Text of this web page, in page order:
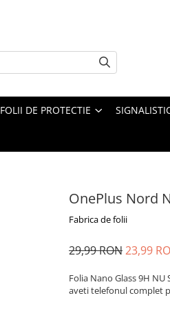
FOLII DE PROTECTIE
OnePlus Nord
Fabrica de folii
29,99 RON23,99
Folia Nano Glass 9H
aveti telefonul complet